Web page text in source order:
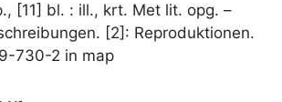
[11] bl. : ill., krt. Met lit. opg. –
[2]: Reproduktionen.
730-2 in map